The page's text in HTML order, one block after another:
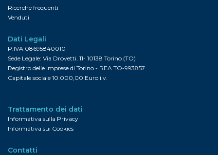
Ricerche frequenti
Venduti
Dati Legali
P.IVA 08695840010
Sede Legale: Via Drovetti, 11- 10138 Torino (TO)
Registro delle Imprese di Torino - REA TO-993857
Capitale sociale 10.000,00 Euro i.v.
Trattamento dei dati
Informativa sulla Privacy
Informativa sui Cookies
Contatti